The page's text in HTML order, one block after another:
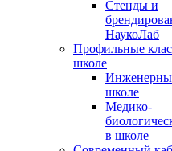
Стенды и
НаукоЛаб
Профильные
школе
школе
Медико-
в школе